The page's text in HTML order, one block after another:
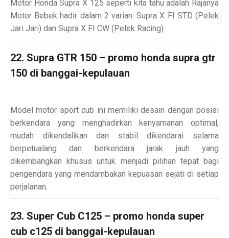
Motor Honda Supra X 125 seperti kita tahu adalah Rajanya
Motor Bebek hadir dalam 2 varian: Supra X FI STD (Pelek
Jari Jari) dan Supra X FI CW (Pelek Racing).
22. Supra GTR 150 – promo honda supra gtr
150 di banggai-kepulauan
Model motor sport cub ini memiliki desain dengan posisi
berkendara yang menghadirkan kenyamanan optimal,
mudah dikendalikan dan stabil dikendarai selama
berpetualang dan berkendara jarak jauh yang
dikembangkan khusus untuk menjadi pilihan tepat bagi
pengendara yang mendambakan kepuasan sejati di setiap
perjalanan.
23. Super Cub C125 – promo honda super
cub c125 di banggai-kepulauan